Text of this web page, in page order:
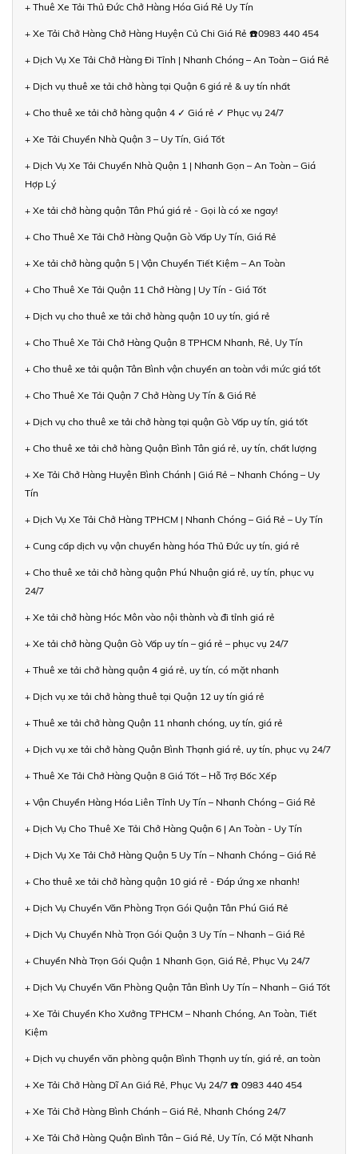
+ Thuê Xe Tải Thủ Đức Chở Hàng Hóa Giá Rẻ Uy Tín
+ Xe Tải Chở Hàng Chở Hàng Huyện Củ Chi Giá Rẻ ☎️0983 440 454
+ Dịch Vụ Xe Tải Chở Hàng Đi Tỉnh | Nhanh Chóng – An Toàn – Giá Rẻ
+ Dịch vụ thuê xe tải chở hàng tại Quận 6 giá rẻ & uy tín nhất
+ Cho thuê xe tải chở hàng quận 4 ✓ Giá rẻ ✓ Phục vụ 24/7
+ Xe Tải Chuyển Nhà Quận 3 – Uy Tín, Giá Tốt
+ Dịch Vụ Xe Tải Chuyển Nhà Quận 1 | Nhanh Gọn – An Toàn – Giá
Hợp Lý
+ Xe tải chở hàng quận Tân Phú giá rẻ - Gọi là có xe ngay!
+ Cho Thuê Xe Tải Chở Hàng Quận Gò Vấp Uy Tín, Giá Rẻ
+ Xe tải chở hàng quận 5 | Vận Chuyển Tiết Kiệm – An Toàn
+ Cho Thuê Xe Tải Quận 11 Chở Hàng | Uy Tín - Giá Tốt
+ Dịch vụ cho thuê xe tải chở hàng quận 10 uy tín, giá rẻ
+ Cho Thuê Xe Tải Chở Hàng Quận 8 TPHCM Nhanh, Rẻ, Uy Tín
+ Cho thuê xe tải quận Tân Bình vận chuyển an toàn với mức giá tốt
+ Cho Thuê Xe Tải Quận 7 Chở Hàng Uy Tín & Giá Rẻ
+ Dịch vụ cho thuê xe tải chở hàng tại quận Gò Vấp uy tín, giá tốt
+ Cho thuê xe tải chở hàng Quận Bình Tân giá rẻ, uy tín, chất lượng
+ Xe Tải Chở Hàng Huyện Bình Chánh | Giá Rẻ – Nhanh Chóng – Uy
Tín
+ Dịch Vụ Xe Tải Chở Hàng TPHCM | Nhanh Chóng – Giá Rẻ – Uy Tín
+ Cung cấp dịch vụ vận chuyển hàng hóa Thủ Đức uy tín, giá rẻ
+ Cho thuê xe tải chở hàng quận Phú Nhuận giá rẻ, uy tín, phục vụ
24/7
+ Xe tải chở hàng Hóc Môn vào nội thành và đi tỉnh giá rẻ
+ Xe tải chở hàng Quận Gò Vấp uy tín – giá rẻ – phục vụ 24/7
+ Thuê xe tải chở hàng quận 4 giá rẻ, uy tín, có mặt nhanh
+ Dịch vụ xe tải chở hàng thuê tại Quận 12 uy tín giá rẻ
+ Thuê xe tải chở hàng Quận 11 nhanh chóng, uy tín, giá rẻ
+ Dịch vụ xe tải chở hàng Quận Bình Thạnh giá rẻ, uy tín, phục vụ 24/7
+ Thuê Xe Tải Chở Hàng Quận 8 Giá Tốt – Hỗ Trợ Bốc Xếp
+ Vận Chuyển Hàng Hóa Liên Tỉnh Uy Tín – Nhanh Chóng – Giá Rẻ
+ Dịch Vụ Cho Thuê Xe Tải Chở Hàng Quận 6 | An Toàn - Uy Tín
+ Dịch Vụ Xe Tải Chở Hàng Quận 5 Uy Tín – Nhanh Chóng – Giá Rẻ
+ Cho thuê xe tải chở hàng quận 10 giá rẻ - Đáp ứng xe nhanh!
+ Dịch Vụ Chuyển Văn Phòng Trọn Gói Quận Tân Phú Giá Rẻ
+ Dịch Vụ Chuyển Nhà Trọn Gói Quận 3 Uy Tín – Nhanh – Giá Rẻ
+ Chuyển Nhà Trọn Gói Quận 1 Nhanh Gọn, Giá Rẻ, Phục Vụ 24/7
+ Dịch Vụ Chuyển Văn Phòng Quận Tân Bình Uy Tín – Nhanh – Giá Tốt
+ Xe Tải Chuyển Kho Xưởng TPHCM – Nhanh Chóng, An Toàn, Tiết
Kiệm
+ Dịch vụ chuyển văn phòng quận Bình Thạnh uy tín, giá rẻ, an toàn
+ Xe Tải Chở Hàng Dĩ An Giá Rẻ, Phục Vụ 24/7 ☎️ 0983 440 454
+ Xe Tải Chở Hàng Bình Chánh – Giá Rẻ, Nhanh Chóng 24/7
+ Xe Tải Chở Hàng Quận Bình Tân – Giá Rẻ, Uy Tín, Có Mặt Nhanh